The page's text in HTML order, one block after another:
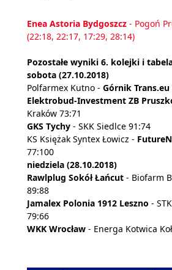
Enea Astoria Bydgoszcz - Pogoń
(22:18, 22:17, 17:29, 28:14)
Pozostałe wyniki 6. kolejki i
sobota (27.10.2018)
Polfarmex Kutno - Górnik Trans.eu
Elektrobud-Investment ZB
Kraków 73:71
GKS Tychy - SKK Siedlce 91:74
KS Księżak Syntex Łowicz -
77:100
niedziela (28.10.2018)
Rawlplug Sokół Łańcut - Biofarm
89:88
Jamalex Polonia 1912 Leszno -
79:66
WKK Wrocław - Energa Kotwica